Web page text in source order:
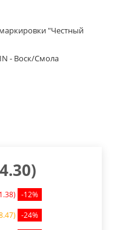
"Честный
- Воск/Смола
)
-12%
-24%